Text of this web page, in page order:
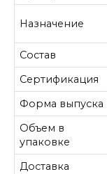
Назначение
Состав
Сертификация
Форма выпуска
Объем в
упаковке
Доставка